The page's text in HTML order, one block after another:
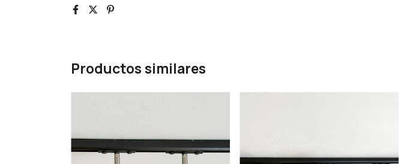
Productos similares